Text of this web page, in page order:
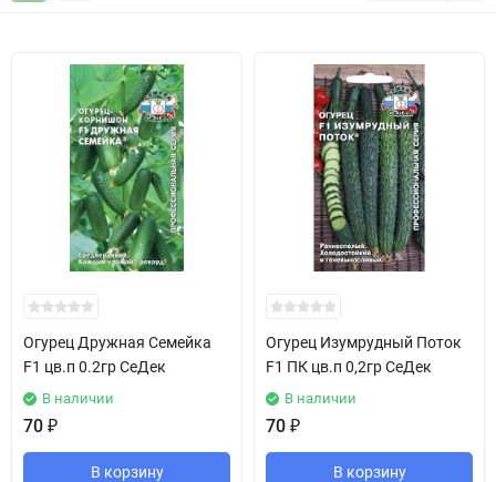
Огурец Дружная Семейка
F1 цв.п 0.2гр СеДек
В наличии
70 ₽
В корзину
Огурец Изумрудный Поток
F1 ПК цв.п 0,2гр СеДек
В наличии
70 ₽
В корзину